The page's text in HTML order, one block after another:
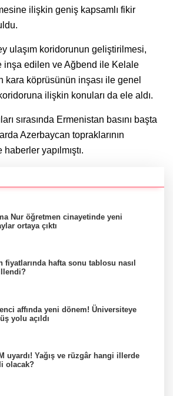
ilişkin geniş kapsamlı fikir
ulaşım koridorunun geliştirilmesi,
inşa edilen ve Ağbend ile Kelale
kara köprüsünün inşası ile genel
ilişkin konuları da ele aldı.
sırasında Ermenistan basını başta
Azerbaycan topraklarının
haberler yapılmıştı.
Nur öğretmen cinayetinde yeni
ortaya çıktı
fiyatlarında hafta sonu tablosu nasıl
affında yeni dönem! Üniversiteye
yolu açıldı
uyardı! Yağış ve rüzgâr hangi illerde
olacak?